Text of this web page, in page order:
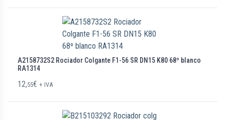
A2158732S2 Rociador Colgante F1-56 SR DN15 K80 68º blanco
RA1314
12,55€ + IVA